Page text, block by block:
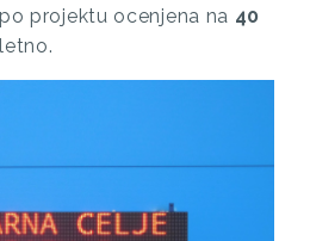
projektu ocenjena na 40